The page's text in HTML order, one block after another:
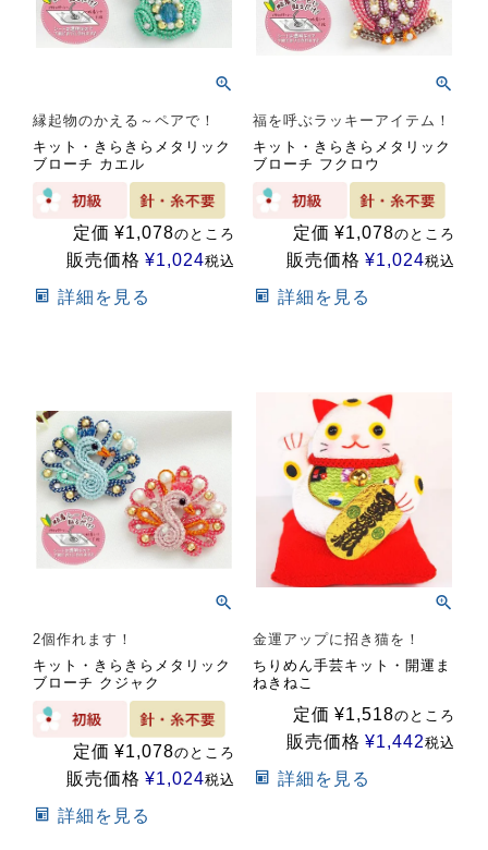
縁起物のかえる～ペアで！
キット・きらきらメタリック
ブローチ カエル
定価 ¥1,078のところ
販売価格 ¥1,024税込
詳細を見る
福を呼ぶラッキーアイテム！
キット・きらきらメタリック
ブローチ フクロウ
定価 ¥1,078のところ
販売価格 ¥1,024税込
詳細を見る
2個作れます！
キット・きらきらメタリック
ブローチ クジャク
定価 ¥1,078のところ
販売価格 ¥1,024税込
詳細を見る
金運アップに招き猫を！
ちりめん手芸キット・開運ま
ねきねこ
定価 ¥1,518のところ
販売価格 ¥1,442税込
詳細を見る